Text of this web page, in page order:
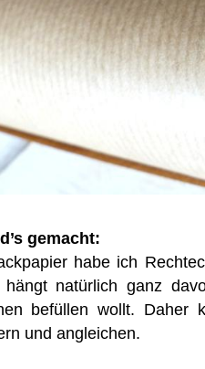
gemacht:
habe ich
hängt natürlich ganz
befüllen wollt. Daher
und angleichen.